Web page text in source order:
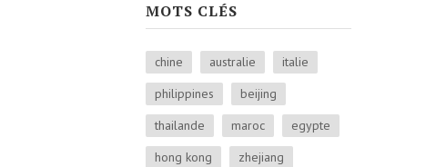
MOTS CLÉS
chine australie
italie
philippines
beijing
thailande
maroc
egypte
hong kong
zhejiang